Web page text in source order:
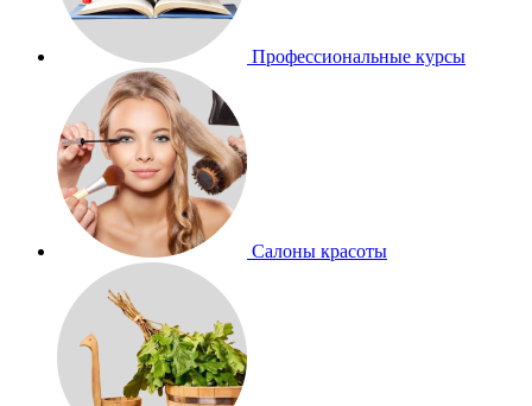
Профессиональные курсы
Салоны красоты